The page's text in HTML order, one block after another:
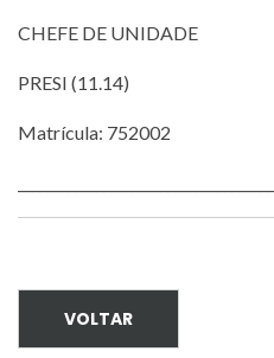
CHEFE DE UNIDADE
PRESI (11.14)
Matrícula: 752002
VOLTAR